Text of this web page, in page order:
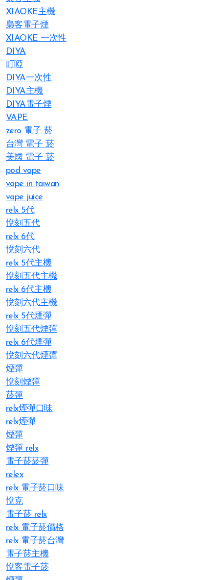
XIAOKE主機
梟客電子煙
XIAOKE 一次性
DIYA
叮啞
DIYA一次性
DIYA主機
DIYA電子煙
VAPE
zero 電子 菸
台灣 電子 菸
美國 電子 菸
pod vape
vape in taiwan
vape juice
relx 5代
悅刻五代
relx 6代
悅刻六代
relx 5代主機
悅刻五代主機
relx 6代主機
悅刻六代主機
relx 5代煙彈
悅刻五代煙彈
relx 6代煙彈
悅刻六代煙彈
煙彈
悅刻煙彈
菸彈
relx煙彈口味
relx煙彈
煙彈
煙彈 relx
電子菸菸彈
relex
relx 電子菸口味
悅克
電子菸 relx
relx 電子菸價格
relx 電子菸台灣
電子菸主機
悅客電子菸